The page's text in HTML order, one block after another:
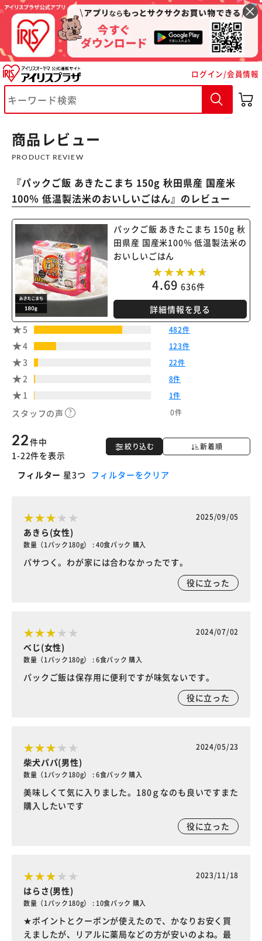
ログイン/会員情報
商品レビュー
PRODUCT REVIEW
『パックご飯 あきたこまち 150g 秋田県産 国産米
100％ 低温製法米のおいしいごはん』のレビュー
パックご飯 あきたこまち 150g 秋
田県産 国産米100％ 低温製法米の
おいしいごはん
4.69 636件
詳細情報を見る
5
482件
4 123件
3 22件
2 8件
1 1件
スタッフの声 0件
絞り込む 新着順
22件中
1-22件を表示
フィルター 星3つ フィルターをクリア
2025/09/05
あきら(女性)
数量（1パック180g） : 40食パック 購入
パサつく。わが家には合わなかったです。
役に立った
2024/07/02
べじ(女性)
数量（1パック180g） : 6食パック 購入
パックご飯は保存用に便利ですが味気ないです。
役に立った
2024/05/23
柴犬パパ(男性)
数量（1パック180g） : 6食パック 購入
美味しくて気に入りました。180ｇなのも良いですまた
購入したいです
役に立った
2023/11/18
はらさ(男性)
数量（1パック180g） : 10食パック 購入
★ポイントとクーポンが使えたので、かなりお安く買
えましたが、リアルに薬局などの方が安いのよね。最
※ご確認ください
カートに入れる 購入手続きへ